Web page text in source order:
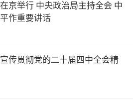
京举行 中央政治局主持全会 中
作重要讲话
传贯彻党的二十届四中全会精